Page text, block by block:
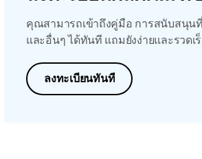
คุณสามารถเข้าถึงคู่มือ การสนับสนุน
และอื่นๆ ได้ทันที แถมยังง่ายและรวดเ
ลงทะเบียนทันที